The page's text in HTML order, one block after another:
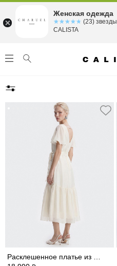
Женская одежда
☆☆☆☆☆
★★★★★ (23) звезды
CALISTA